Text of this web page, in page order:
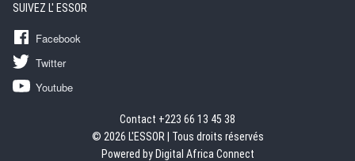
SUIVEZ L' ESSOR
Facebook
Twitter
Youtube
Contact +223 66 13 45 38
© 2026 L'ESSOR | Tous droits réservés
Powered by Digital Africa Connect